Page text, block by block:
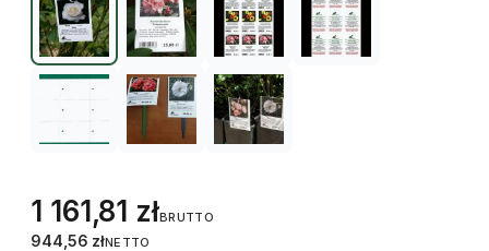
1 161,81 złBRUTTO
944,56 złNETTO